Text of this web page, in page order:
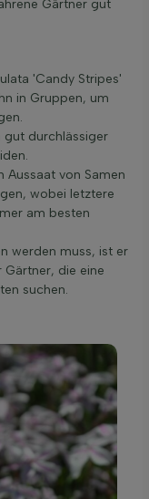
Gärtner gut
'Candy Stripes'
in Gruppen, um
gut durchlässiger
Aussaat von Samen
wobei letztere
am besten
werden muss, ist er
die eine
suchen.